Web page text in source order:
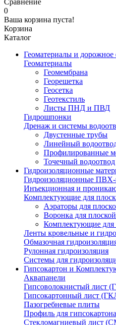
Сравнение
0
Ваша корзина пуста!
Корзина
Каталог
Геоматериалы и дорожное
Геоматериалы
Геомембрана
Георешетка
Геосетка
Геотекстиль
Листы ПНД и ПВД
Гидрошпонки
Дренаж и системы
Двустенные трубы
Линейный
Профилированные
Точечный водоотвод
Гидроизоляционные
Гидроизоляционные
Инъекционная и
Комплектующие для
Аэраторы для
Воронка для
Комплектующие для
Ленты кровельные и
Обмазочная
Рулонная гидроизоляция
Системы для
Гипсокартон и
Аквапанели
Гипсоволокнистый лист
Гипсокартонный лист
Пазогребневые плиты
Профиль для гипсокартона
Стекломагниевый лист